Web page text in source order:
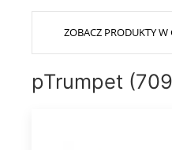
ZOBACZ PRODUKTY W
pTrumpet